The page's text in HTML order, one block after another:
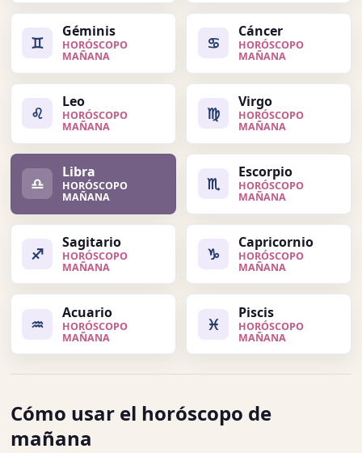
♊
Géminis
HORÓSCOPO
MAÑANA
♋
Cáncer
HORÓSCOPO
MAÑANA
♌
Leo
HORÓSCOPO
MAÑANA
♍
Virgo
HORÓSCOPO
MAÑANA
♎
Libra
HORÓSCOPO
MAÑANA
♏
Escorpio
HORÓSCOPO
MAÑANA
♐
Sagitario
HORÓSCOPO
MAÑANA
♑
Capricornio
HORÓSCOPO
MAÑANA
♒
Acuario
HORÓSCOPO
MAÑANA
♓
Piscis
HORÓSCOPO
MAÑANA
Cómo usar el horóscopo de
mañana